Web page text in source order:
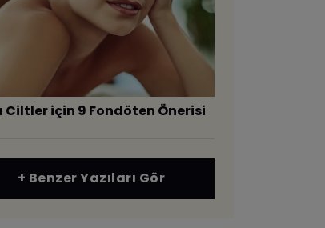
Ciltler için 9 Fondöten Önerisi
+ Benzer Yazıları Gör